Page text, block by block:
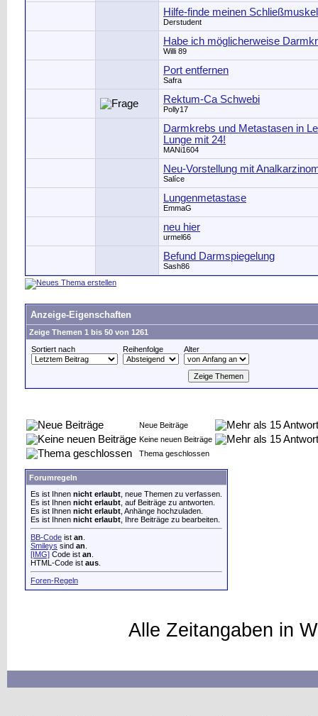
Hilfe-finde meinen
Derstudent
Habe ich möglicherweise
Willi 89
Port entfernen
Safra
Rektum-Ca Schwebi
Polly17
Darmkrebs und Metastasen in
Lunge mit 24!
MANi1604
Neu-Vorstellung mit
Salíce
Lungenmetastase
EmmaG
neu hier
urmel66
Befund Darmspiegelung
Sash86
Anzeige-Eigenschaften
Zeige Themen 1 bis 50 von 1261
Sortiert nach
Reihenfolge Alter
Neue Beiträge
Keine neuen Beiträge
Thema geschlossen
Forumregeln
Es ist Ihnen nicht erlaubt , neue Themen zu verfassen.
Es ist Ihnen nicht erlaubt , auf Beiträge zu antworten.
Es ist Ihnen nicht erlaubt , Anhänge hochzuladen.
Es ist Ihnen nicht erlaubt , Ihre Beiträge zu bearbeiten.
BB-Code ist an
Smileys sind an
[IMG] Code ist an
HTML-Code ist aus
Foren-Regeln
Alle Zeitangaben in